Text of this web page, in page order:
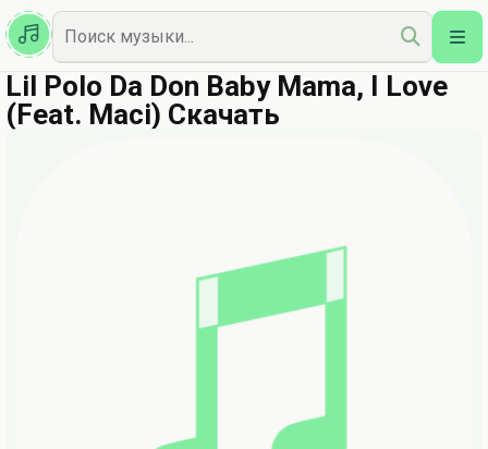
Казахская
Наш Топ
Lil Polo Da Don Baby Mama, I Love
(Feat. Maci) Скачать